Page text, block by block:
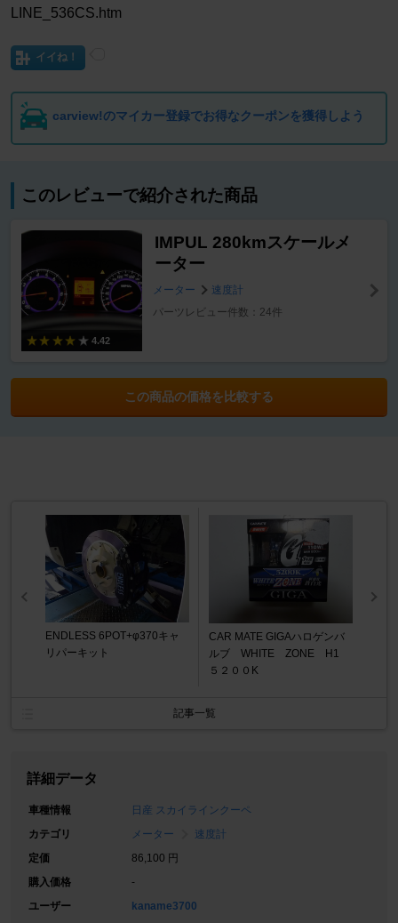
LINE_536CS.htm
イイね！
carview!のマイカー登録でお得なクーポンを獲得しよう
このレビューで紹介された商品
4.42
IMPUL 280kmスケールメ
ーター
メーター
速度計
パーツレビュー件数：24件
この商品の価格を比較する
ENDLESS 6POT+φ370キャ
リパーキット
CAR MATE GIGAハロゲンバ
ルブ WHITE ZONE H1
５２００K
記事一覧
詳細データ
車種情報
日産 スカイラインクーペ
カテゴリ
メーター
速度計
定価
86,100 円
購入価格
-
ユーザー
kaname3700